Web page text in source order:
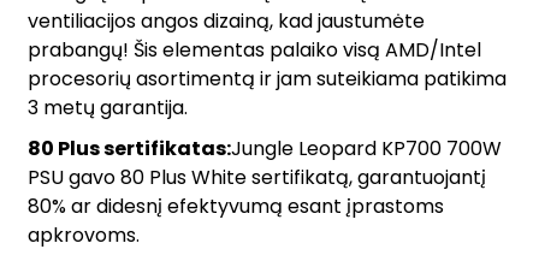
ventiliacijos angos dizainą, kad jaustumėte
prabangų! Šis elementas palaiko visą AMD/Intel
procesorių asortimentą ir jam suteikiama patikima
3 metų garantija.
80 Plus sertifikatas:Jungle Leopard KP700 700W
PSU gavo 80 Plus White sertifikatą, garantuojantį
80% ar didesnį efektyvumą esant įprastoms
apkrovoms.